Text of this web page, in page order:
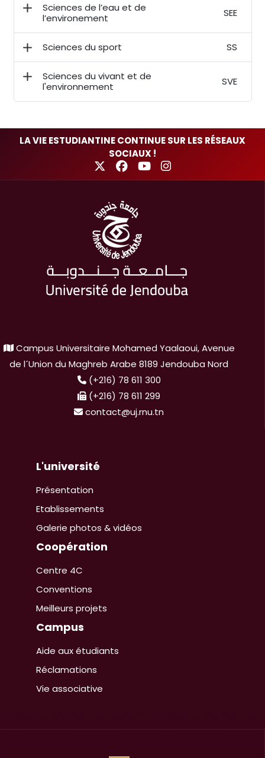
Sciences de l’eau et de
l’environement
SEE
Sciences du sport SS
Sciences du vivant et de
l'environnement
SVE
LA VIE ESTUDIANTINE CONTINUE SUR LES RÉSEAUX
SOCIAUX !
Campus Universitaire Mohamed Yaalaoui, Avenue
de l´Union du Maghreb Arabe 8189 Jendouba Nord
(+216) 78 611 300
(+216) 78 611 299
contact@uj.rnu.tn
L'université
Présentation
Etablissements
Galerie photos & vidéos
Coopération
Centre 4C
Conventions
Meilleurs projets
Campus
Aide aux étudiants
Réclamations
Vie associative